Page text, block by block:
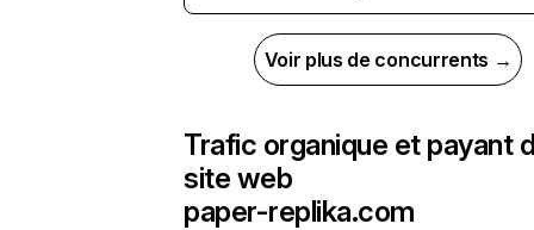
Voir plus de concurrents →
Trafic organique et payant
site web
paper-replika.com